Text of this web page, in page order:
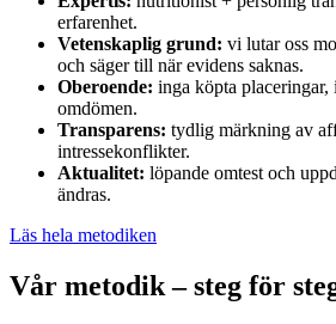
erfarenhet.
Vetenskaplig grund: vi lutar oss
och säger till när evidens saknas.
Oberoende: inga köpta placeringar,
omdömen.
Transparens: tydlig märkning av
intressekonflikter.
Aktualitet: löpande omtest och
ändras.
Läs hela metodiken
Vår metodik – steg för